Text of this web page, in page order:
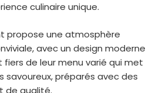
culinaire unique.
propose une atmosphère
avec un design moderne
de leur menu varié qui met
savoureux, préparés avec des
de qualité.